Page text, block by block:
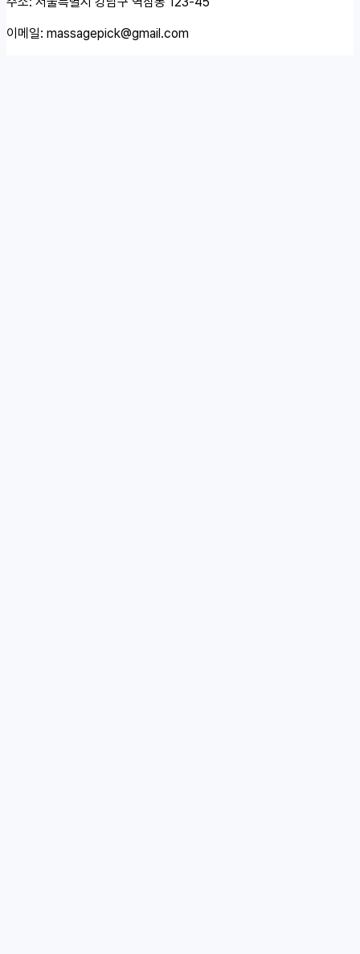
이메일: massagepick@gmail.com